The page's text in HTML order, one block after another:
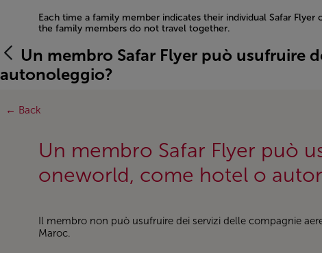
Each time a family member indicates their individual Safar
the family members do not travel together.
Open in a new window
Un membro Safar Flyer può usufruire
autonoleggio?
← Back
Un membro Safar Flyer può
oneworld, come hotel o
Il membro non può usufruire dei servizi delle compagnie
Maroc.